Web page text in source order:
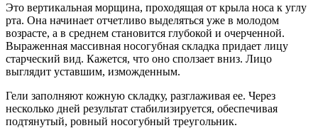
Это вертикальная морщина, проходящая от крыла носа к углу
рта. Она начинает отчетливо выделяться уже в молодом
возрасте, а в среднем становится глубокой и очерченной.
Выраженная массивная носогубная складка придает лицу
старческий вид. Кажется, что оно сползает вниз. Лицо
выглядит уставшим, изможденным.
Гели заполняют кожную складку, разглаживая ее. Через
несколько дней результат стабилизируется, обеспечивая
подтянутый, ровный носогубный треугольник.